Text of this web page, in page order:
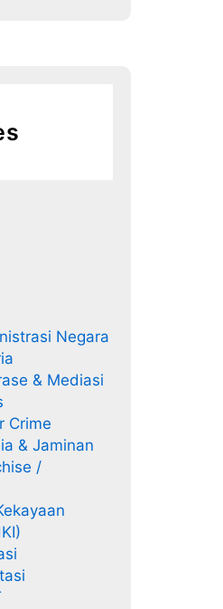
Negara
& Mediasi
Crime
& Jaminan
/